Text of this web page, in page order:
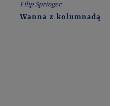
Filip Springer
Wanna z kolumnadą